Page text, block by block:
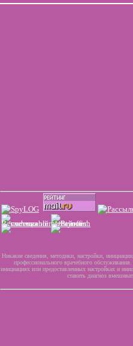
Никакие сведения, методики, настройки,
профессионального врачебного
инициациях или предоставленных настройках и
ставить диагноз